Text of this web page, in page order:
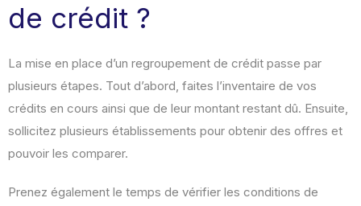
de crédit ?
La mise en place d’un regroupement de crédit passe par
plusieurs étapes. Tout d’abord, faites l’inventaire de vos
crédits en cours ainsi que de leur montant restant dû. Ensuite,
sollicitez plusieurs établissements pour obtenir des offres et
pouvoir les comparer.
Prenez également le temps de vérifier les conditions de